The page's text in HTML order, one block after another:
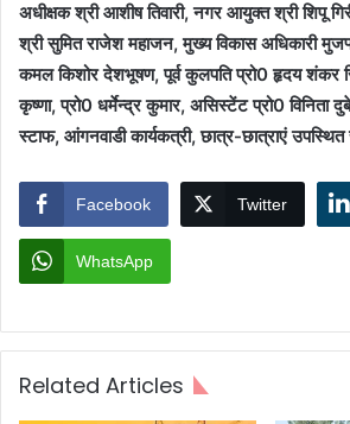
अधीक्षक श्री आशीष तिवारी, नगर आयुक्त श्री शिपू
श्री सुमित राजेश महाजन, मुख्य विकास अधिकारी
कमल किशोर देशभूषण, पूर्व कुलपति प्रो0 हृदय शंकर
कृष्णा, प्रो0 धर्मेन्द्र कुमार, असिस्टेंट प्रो0 विनिता
स्टाफ, आंगनवाडी कार्यकत्री, छात्र-छात्राएं उपस्थित
Facebook Twitter
WhatsApp
Related Articles